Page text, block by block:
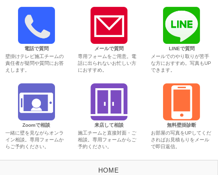
電話で質問
壁掛けテレビ施工チームの
責任者が疑問や質問にお答
えします。
メールで質問
専用フォームをご用意。電
話に出られないお忙しい方
におすすめ。
LINEで質問
メールでのやり取りが苦手
な方におすすめ。写真もUP
できます。
Zoomで相談
一緒に壁を見ながらオンラ
イン相談。専用フォームか
らご予約ください。
来店して相談
施工チームと直接対面・ご
相談。専用フォームからご
予約ください。
無料壁掛診断
お部屋の写真をUPしてくだ
さればお見積もりをメール
で即日返信。
HOME